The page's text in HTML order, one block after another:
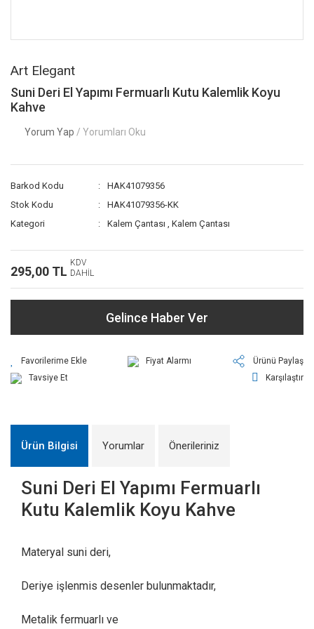
Art Elegant
Suni Deri El Yapımı Fermuarlı Kutu Kalemlik Koyu
Kahve
Yorum Yap / Yorumları Oku
Barkod Kodu
HAK41079356
Stok Kodu
HAK41079356-KK
Kategori
Kalem Çantası ,Kalem Çantası
295,00 TL
KDV
DAHİL
Gelince Haber Ver
Fiyat Alarmı
Ürünü Paylaş
Tavsiye Et
Karşılaştır
Ürün Bilgisi Yorumlar Önerileriniz
Suni Deri El Yapımı Fermuarlı
Kutu Kalemlik Koyu Kahve
Materyal suni deri,
Deriye işlenmis desenler bulunmaktadır,
Metalik fermuarlı ve